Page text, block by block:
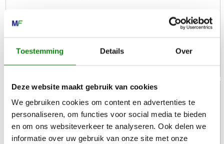
Toestemming Details Over
Deze website maakt gebruik van cookies
We gebruiken cookies om content en advertenties te
personaliseren, om functies voor social media te bieden
en om ons websiteverkeer te analyseren. Ook delen we
informatie over uw gebruik van onze site met onze
Doorslijpschijven diamant
€238,00